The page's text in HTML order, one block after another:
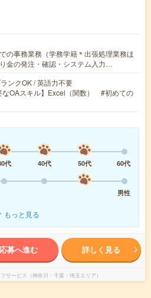
の事務業務（学務学籍＊出張処理業務ほ
金の発注・確認・システム入力…
ンクOK / 英語力不要
なOAスキル】Excel（関数） #初めての
代 40代 50代
60代
男性
もっと見る
応募へ進む 詳しく見る
サービス（神奈川・千葉・埼玉エリア）